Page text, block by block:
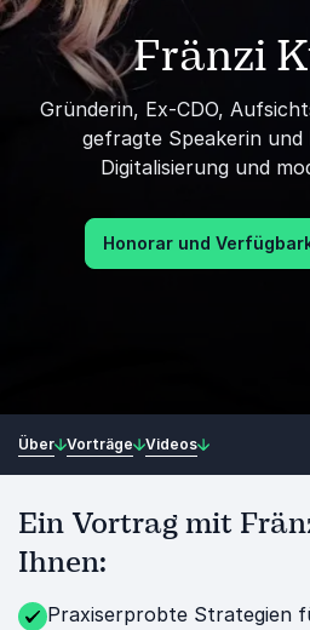
Fränzi
Gründerin, Ex-CDO,
gefragte Speakerin
Digitalisierung und
Honorar und
Über Vorträge Videos
Ein Vortrag mit
Ihnen:
Praxiserprobte Strategien